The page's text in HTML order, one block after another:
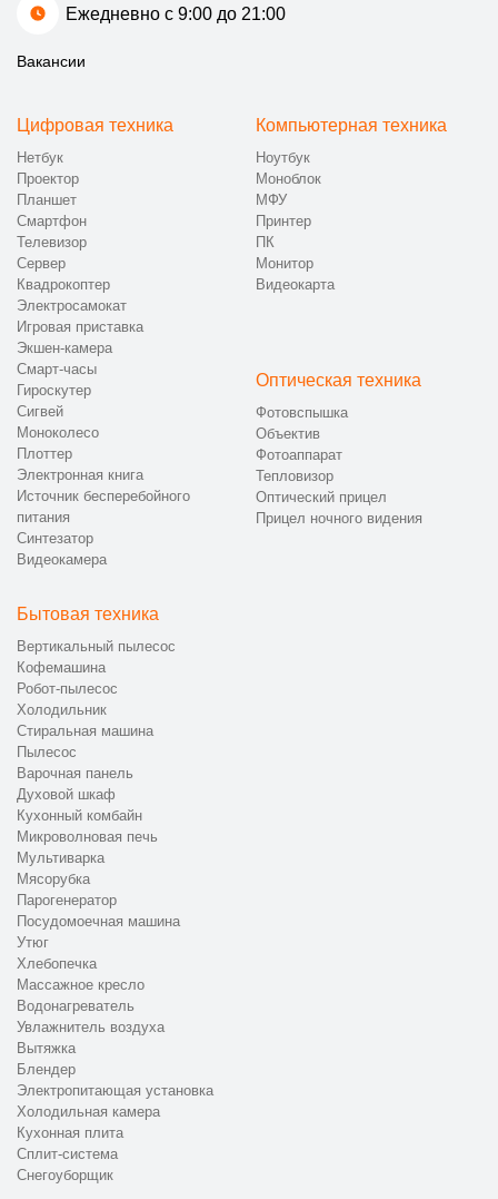
Ежедневно с 9:00 до 21:00
Вакансии
Цифровая техника
Нетбук
Проектор
Планшет
Смартфон
Телевизор
Сервер
Квадрокоптер
Электросамокат
Игровая приставка
Экшен-камера
Смарт-часы
Гироскутер
Сигвей
Моноколесо
Плоттер
Электронная книга
Источник бесперебойного
питания
Синтезатор
Видеокамера
Компьютерная техника
Ноутбук
Моноблок
МФУ
Принтер
ПК
Монитор
Видеокарта
Оптическая техника
Фотовспышка
Объектив
Фотоаппарат
Тепловизор
Оптический прицел
Прицел ночного видения
Бытовая техника
Вертикальный пылесос
Кофемашина
Робот-пылесос
Холодильник
Стиральная машина
Пылесос
Варочная панель
Духовой шкаф
Кухонный комбайн
Микроволновая печь
Мультиварка
Мясорубка
Парогенератор
Посудомоечная машина
Утюг
Хлебопечка
Массажное кресло
Водонагреватель
Увлажнитель воздуха
Вытяжка
Блендер
Электропитающая установка
Холодильная камера
Кухонная плита
Сплит-система
Снегоуборщик